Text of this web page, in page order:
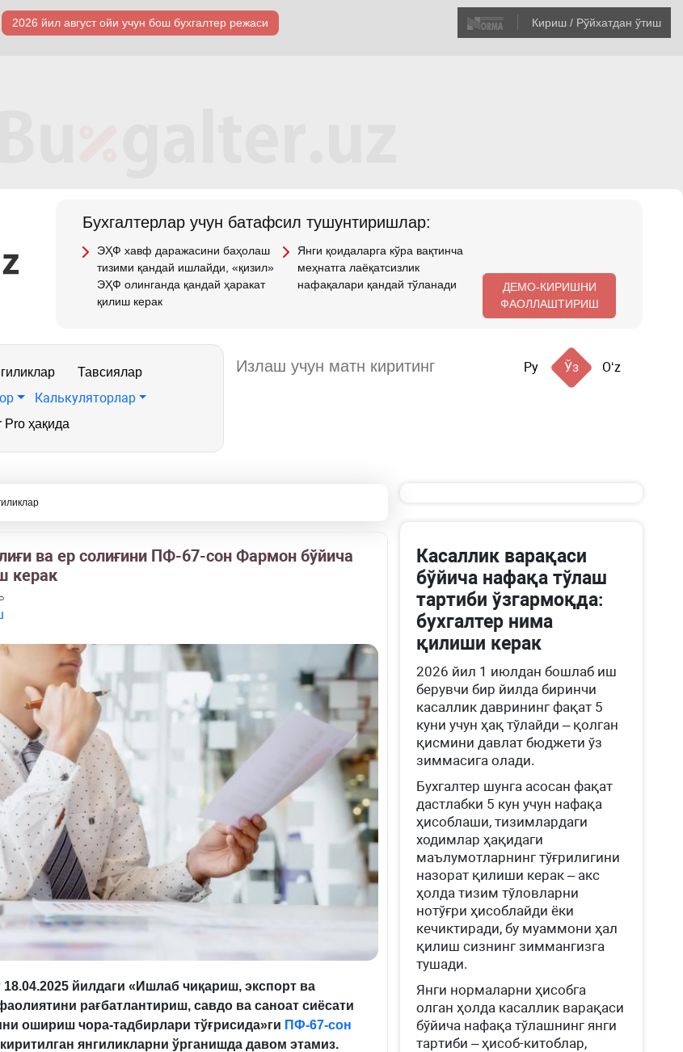
2026 йил август ойи учун бош бухгалтер режаси Кириш / Рўйхатдан ўтиш
Бухгалтерлар учун батафсил тушунтиришлар:
ЭҲФ хавф даражасини баҳолаш
тизими қандай ишлайди, «қизил»
ЭҲФ олинганда қандай ҳаракат
қилиш керак
Янги қоидаларга кўра вақтинча
меҳнатга лаёқатсизлик
нафақалари қандай тўланади
ДЕМО-КИРИШНИ
ФАОЛЛАШТИРИШ
Тавсиялар
Калькуляторлар
Pro ҳақида
Ру Ўз Oʻz
ва ер солиғини ПФ-67-сон Фармон бўйича
керак
18.04.2025 йилдаги «Ишлаб чиқариш, экспорт ва
рағбатлантириш, савдо ва саноат сиёсати
ошириш чора-тадбирлари тўғрисида»ги ПФ-67-сон
янгиликларни ўрганишда давом этамиз.
Касаллик варақаси
бўйича нафақа тўлаш
тартиби ўзгармоқда:
бухгалтер нима
қилиши керак
2026 йил 1 июлдан бошлаб иш
берувчи бир йилда биринчи
касаллик даврининг фақат 5
куни учун ҳақ тўлайди – қолган
қисмини давлат бюджети ўз
зиммасига олади.
Бухгалтер шунга асосан фақат
дастлабки 5 кун учун нафақа
ҳисоблаши, тизимлардаги
ходимлар ҳақидаги
маълумотларнинг тўғрилигини
назорат қилиши керак – акс
ҳолда тизим тўловларни
нотўғри ҳисоблайди ёки
кечиктиради, бу муаммони ҳал
қилиш сизнинг зиммангизга
тушади.
Янги нормаларни ҳисобга
олган ҳолда касаллик варақаси
бўйича нафақа тўлашнинг янги
тартиби – ҳисоб-китоблар,